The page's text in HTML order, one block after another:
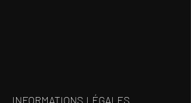
INFORMATIONS LÉGALES